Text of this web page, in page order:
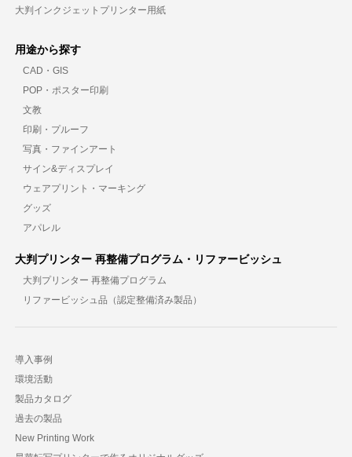
大判インクジェットプリンター用紙
用途から探す
CAD・GIS
POP・ポスター印刷
文教
印刷・プルーフ
写真・ファインアート
サイン&ディスプレイ
ウェアプリント・マーキング
グッズ
アパレル
大判プリンター 再整備プログラム・リファービッシュ
大判プリンター 再整備プログラム
リファービッシュ品（認定整備済み製品）
導入事例
環境活動
製品カタログ
過去の製品
New Printing Work